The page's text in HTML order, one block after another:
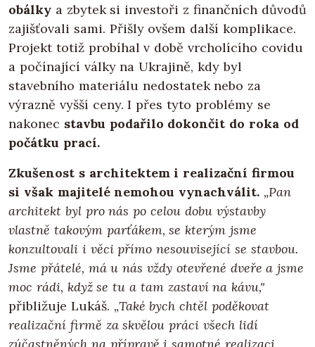
obálky a zbytek si investoři z finančních důvodů
zajišťovali sami. Přišly ovšem další komplikace.
Projekt totiž probíhal v době vrcholícího covidu
a počínající války na Ukrajině, kdy byl
stavebního materiálu nedostatek nebo za
výrazně vyšší ceny. I přes tyto problémy se
nakonec stavbu podařilo dokončit do roka od
počátku prací.
Zkušenost s architektem i realizační firmou
si však majitelé nemohou vynachválit. „Pan
architekt byl pro nás po celou dobu výstavby
vlastně takovým parťákem, se kterým jsme
konzultovali i věci přímo nesouvisející se stavbou.
Jsme přátelé, má u nás vždy otevřené dveře a jsme
moc rádi, když se tu a tam zastaví na kávu,"
přibližuje Lukáš. „Také bych chtěl poděkovat
realizační firmě za skvělou práci všech lidí